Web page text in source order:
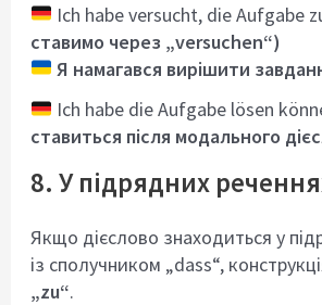
Ich habe versucht, die Aufgabe
ставимо через „versuchen“)
Я намагався вирішити
Ich habe die Aufgabe lösen
ставиться після модального
8. У підрядних
Якщо дієслово знаходиться у
із сполучником „dass“,
„zu“.